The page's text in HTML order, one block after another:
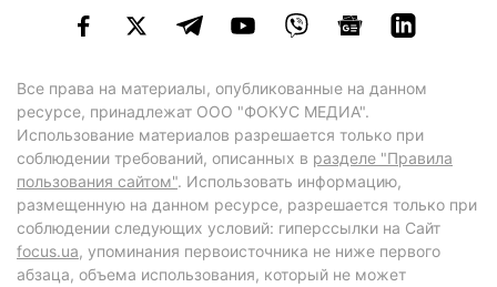
Все права на материалы, опубликованные на данном
ресурсе, принадлежат ООО "ФОКУС МЕДИА".
Использование материалов разрешается только при
соблюдении требований, описанных в разделе "Правила
пользования сайтом". Использовать информацию,
размещенную на данном ресурсе, разрешается только при
соблюдении следующих условий: гиперссылки на Сайт
focus.ua, упоминания первоисточника не ниже первого
абзаца, объема использования, который не может